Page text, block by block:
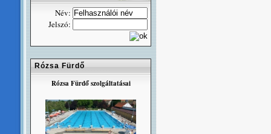
Név:
Jelszó:
Rózsa Fürdő
Rózsa Fürdő szolgáltatásai